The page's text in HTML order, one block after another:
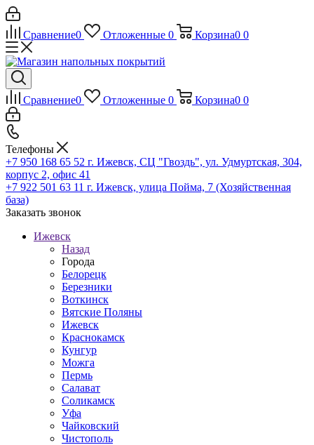
Сравнение0 Отложенные 0 Корзина0 0
Сравнение0 Отложенные 0 Корзина0 0
Телефоны
+7 950 168 65 52 г. Ижевск, СЦ "Гвоздь", ул. Удмуртская, 304,
корпус 2, офис 41
+7 922 501 63 11 г. Ижевск, улица Пойма, 7 (Хозяйственная
база)
Заказать звонок
Ижевск
Назад
Города
Белорецк
Березники
Воткинск
Вятские Поляны
Ижевск
Краснокамск
Кунгур
Можга
Пермь
Салават
Соликамск
Уфа
Чайковский
Чистополь